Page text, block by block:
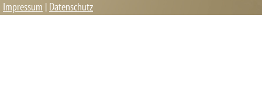
Impressum | Datenschutz